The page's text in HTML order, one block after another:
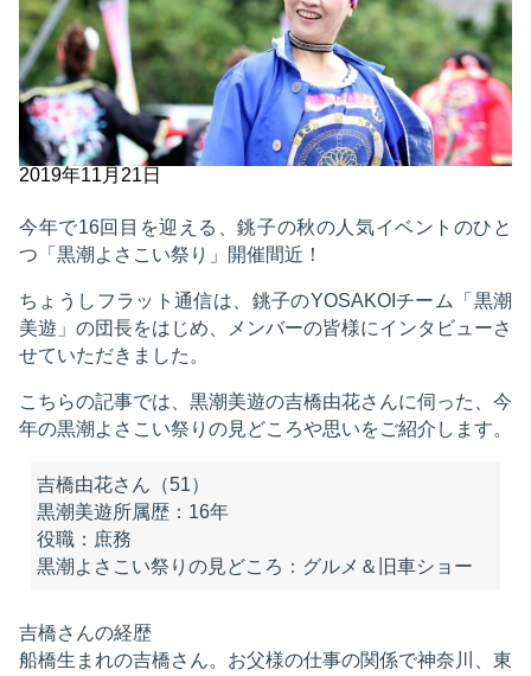
2019年11月21日
今年で16回目を迎える、銚子の秋の人気イベントのひと
つ「黒潮よさこい祭り」開催間近！
ちょうしフラット通信は、銚子のYOSAKOIチーム「黒潮
美遊」の団長をはじめ、メンバーの皆様にインタビューさ
せていただきました。
こちらの記事では、黒潮美遊の吉橋由花さんに伺った、今
年の黒潮よさこい祭りの見どころや思いをご紹介します。
吉橋由花さん （51）
黒潮美遊所属歴 ：16年
役職 ：庶務
黒潮よさこい祭りの見どころ ：グルメ＆旧車ショー
吉橋さんの経歴
船橋生まれの吉橋さん。お父様の仕事の関係で神奈川、東